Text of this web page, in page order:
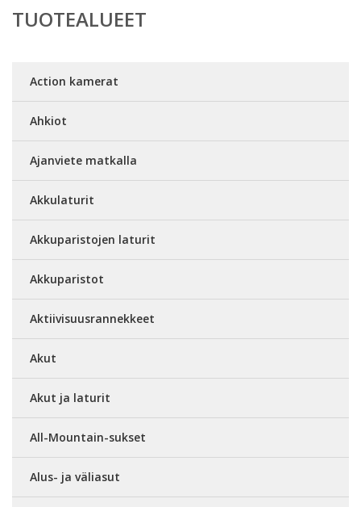
TUOTEALUEET
Action kamerat
Ahkiot
Ajanviete matkalla
Akkulaturit
Akkuparistojen laturit
Akkuparistot
Aktiivisuusrannekkeet
Akut
Akut ja laturit
All-Mountain-sukset
Alus- ja väliasut